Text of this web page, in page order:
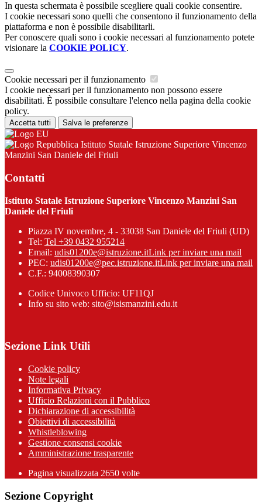
In questa schermata è possibile scegliere quali cookie consentire.
I cookie necessari sono quelli che consentono il funzionamento della
piattaforma e non è possibile disabilitarli.
Per conoscere quali sono i cookie necessari al funzionamento potete
visionare la COOKIE POLICY.
Cookie necessari per il funzionamento
I cookie necessari per il funzionamento non possono essere
disabilitati. È possibile consultare l'elenco nella pagina della cookie
policy.
Accetta tutti Salva le preferenze
Istituto Statale Istruzione Superiore Vincenzo
Manzini San Daniele del Friuli
Contatti
Istituto Statale Istruzione Superiore Vincenzo Manzini San
Daniele del Friuli
Piazza IV novembre, 4 - 33038 San Daniele del Friuli (UD)
Tel: Tel +39 0432 955214
Email: udis01200e@istruzione.itLink per inviare una mail
PEC: udis01200e@pec.istruzione.itLink per inviare una mail
C.F.: 94008390307
Codice Univoco Ufficio: UF11QJ
Info su sito web: sito@isismanzini.edu.it
Sezione Link Utili
Cookie policy
Note legali
Informativa Privacy
Ufficio Relazioni con il Pubblico
Dichiarazione di accessibilità
Obiettivi di accessibilità
Whistleblowing
Gestione consensi cookie
Amministrazione trasparente
Pagina visualizzata 2650 volte
Sezione Copyright